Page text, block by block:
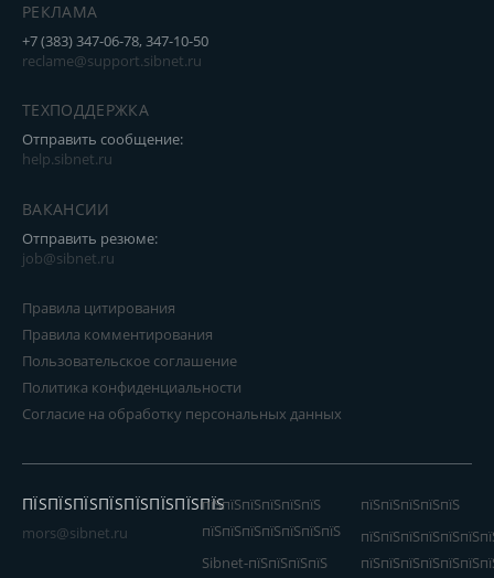
РЕКЛАМА
+7 (383) 347-06-78, 347-10-50
reclame@support.sibnet.ru
ТЕХПОДДЕРЖКА
Отправить сообщение:
help.sibnet.ru
ВАКАНСИИ
Отправить резюме:
job@sibnet.ru
Правила цитирования
Правила комментирования
Пользовательское соглашение
Политика конфиденциальности
Согласие на обработку персональных данных
ПЇЅПЇЅПЇЅПЇЅПЇЅПЇЅПЇЅПЇЅ
mors@sibnet.ru
пїЅпїЅпїЅпїЅпїЅпїЅ
пїЅпїЅпїЅпїЅпїЅпїЅпїЅ
Sibnet-пїЅпїЅпїЅпїЅ
пїЅпїЅпїЅпїЅпїЅ